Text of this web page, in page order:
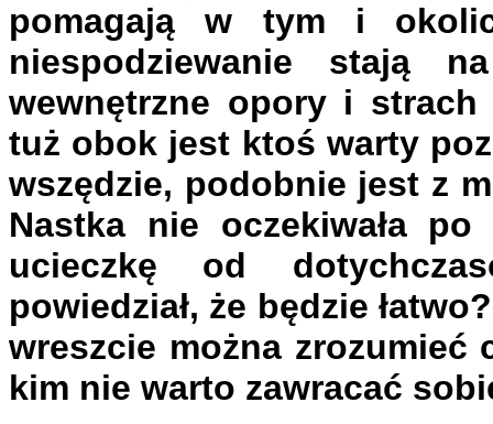
pomagają w tym i
niespodziewanie stają
wewnętrzne opory i
tuż obok jest ktoś warty
wszędzie, podobnie jest z
Nastka nie oczekiwała
ucieczkę od
powiedział, że będzie
wreszcie można
kim nie warto zawracać